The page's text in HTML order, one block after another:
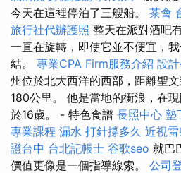
今天在這裡停泊了三艘船。 茶會
旅行社代辦護照 整天在派對酒吧
一直在旋轉，即使它並不便宜，
結。 專業CPA Firm服務介紹 設
州位於北大西洋的西部，距離聖
180公里。 他是當地的衝浪，在
於16歲。 - 特色食譜 長照中心 墊
專業課程 漏水 打針撐多久 近視
證台中 台北記帳士 谷歌seo 就巴
價值更像是一個指導線索。 公司